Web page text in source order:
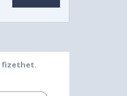
fizethet.